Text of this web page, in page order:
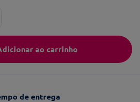
ao carrinho
de entrega